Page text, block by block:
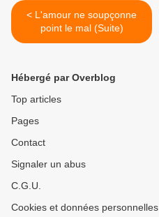
< L'amour ne soupçonne
point le mal (Suite)
Hébergé par Overblog
Top articles
Pages
Contact
Signaler un abus
C.G.U.
Cookies et données personnelles